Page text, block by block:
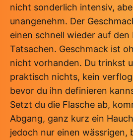
nicht sonderlich intensiv,
unangenehm. Der
einen schnell wieder auf
Tatsachen. Geschmack ist
nicht vorhanden. Du trinkst
praktisch nichts, kein
bevor du ihn definieren
Setzt du die Flasche ab,
Abgang, ganz kurz ein
jedoch nur einen wässrigen,